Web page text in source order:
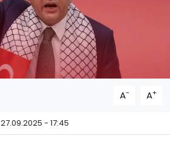
A- A+
27.09.2025 - 17:45